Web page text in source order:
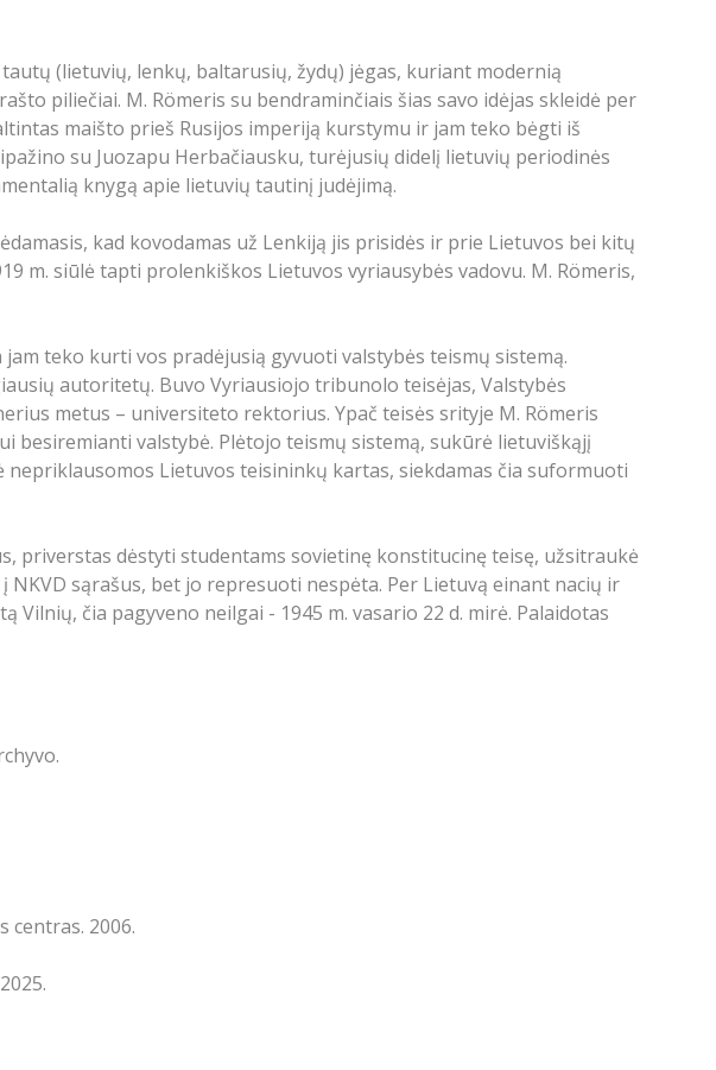
(lietuvių, lenkų, baltarusių, žydų) jėgas, kuriant modernią
piliečiai. M. Römeris su bendraminčiais šias savo idėjas skleidė per
maišto prieš Rusijos imperiją kurstymu ir jam teko bėgti iš
su Juozapu Herbačiausku, turėjusių didelį lietuvių periodinės
knygą apie lietuvių tautinį judėjimą.
kad kovodamas už Lenkiją jis prisidės ir prie Lietuvos bei kitų
m. siūlė tapti prolenkiškos Lietuvos vyriausybės vadovu. M. Römeris,
teko kurti vos pradėjusią gyvuoti valstybės teismų sistemą.
autoritetų. Buvo Vyriausiojo tribunolo teisėjas, Valstybės
metus – universiteto rektorius. Ypač teisės srityje M. Römeris
valstybė. Plėtojo teismų sistemą, sukūrė lietuviškąjį
Lietuvos teisininkų kartas, siekdamas čia suformuoti
priverstas dėstyti studentams sovietinę konstitucinę teisę, užsitraukė
sąrašus, bet jo represuoti nespėta. Per Lietuvą einant nacių ir
čia pagyveno neilgai - 1945 m. vasario 22 d. mirė. Palaidotas
centras. 2006.